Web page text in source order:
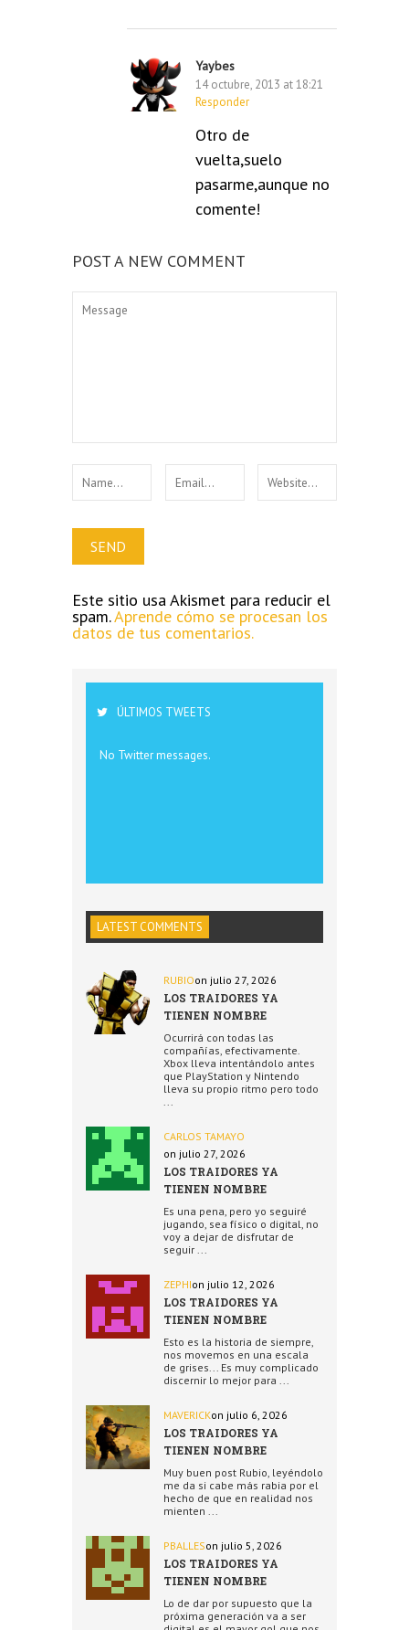
Yaybes
14 octubre, 2013 at 18:21
Responder
Otro de
vuelta,suelo
pasarme,aunque no
comente!
POST A NEW COMMENT
Este sitio usa Akismet para reducir el
spam.Aprende cómo se procesan los
datos de tus comentarios.
ÚLTIMOS TWEETS
No Twitter messages.
LATEST COMMENTS
RUBIOon julio 27, 2026
LOS TRAIDORES YA
TIENEN NOMBRE
Ocurrirá con todas las
compañías, efectivamente.
Xbox lleva intentándolo antes
que PlayStation y Nintendo
lleva su propio ritmo pero todo
CARLOS TAMAYO
on julio 27, 2026
LOS TRAIDORES YA
TIENEN NOMBRE
Es una pena, pero yo seguiré
jugando, sea físico o digital, no
voy a dejar de disfrutar de
seguir ...
ZEPHIon julio 12, 2026
LOS TRAIDORES YA
TIENEN NOMBRE
Esto es la historia de siempre,
nos movemos en una escala
de grises... Es muy complicado
discernir lo mejor para ...
MAVERICKon julio 6, 2026
LOS TRAIDORES YA
TIENEN NOMBRE
Muy buen post Rubio, leyéndolo
me da si cabe más rabia por el
hecho de que en realidad nos
mienten ...
PBALLESon julio 5, 2026
LOS TRAIDORES YA
TIENEN NOMBRE
Lo de dar por supuesto que la
próxima generación va a ser